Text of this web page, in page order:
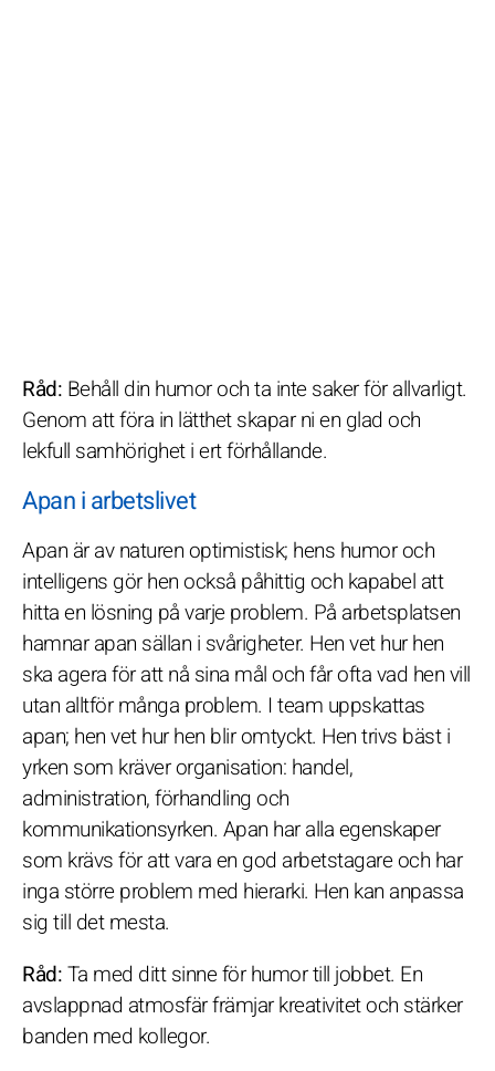
Råd: Behåll din humor och ta inte saker för allvarligt.
Genom att föra in lätthet skapar ni en glad och
lekfull samhörighet i ert förhållande.
Apan i arbetslivet
Apan är av naturen optimistisk; hens humor och
intelligens gör hen också påhittig och kapabel att
hitta en lösning på varje problem. På arbetsplatsen
hamnar apan sällan i svårigheter. Hen vet hur hen
ska agera för att nå sina mål och får ofta vad hen vill
utan alltför många problem. I team uppskattas
apan; hen vet hur hen blir omtyckt. Hen trivs bäst i
yrken som kräver organisation: handel,
administration, förhandling och
kommunikationsyrken. Apan har alla egenskaper
som krävs för att vara en god arbetstagare och har
inga större problem med hierarki. Hen kan anpassa
sig till det mesta.
Råd:Ta med ditt sinne för humor till jobbet. En
avslappnad atmosfär främjar kreativitet och stärker
banden med kollegor.